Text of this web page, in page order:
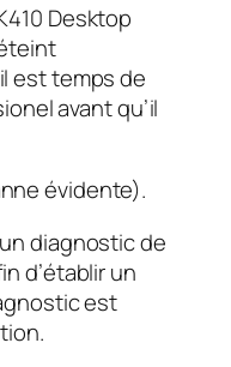
Desktop
est temps de
avant qu’il
évidente).
diagnostic de
d’établir un
est